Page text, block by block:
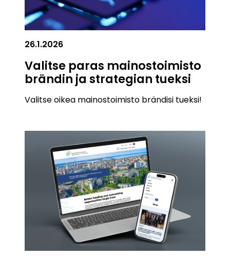
26.1.2026
Valitse paras mainostoimisto
brändin ja strategian tueksi
Valitse oikea mainostoimisto brändisi tueksi!